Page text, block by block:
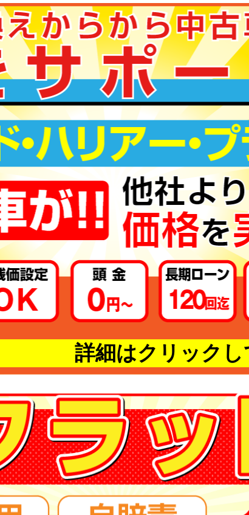
詳細はクリック